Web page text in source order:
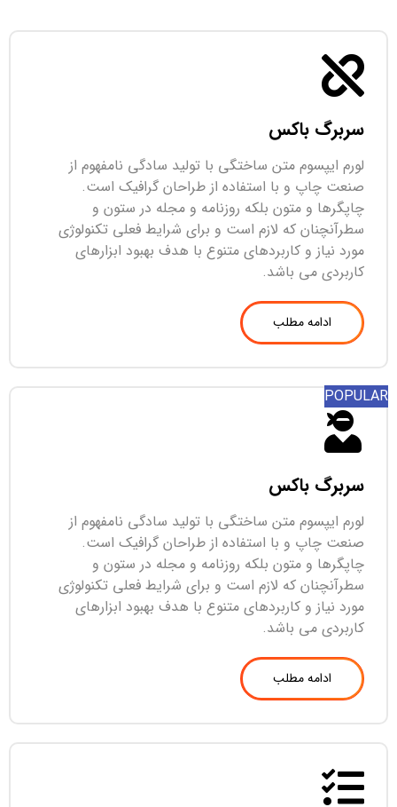
سربرگ باکس
لورم ایپسوم متن ساختگی با تولید سادگی نامفهوم از
صنعت چاپ و با استفاده از طراحان گرافیک است.
چاپگرها و متون بلکه روزنامه و مجله در ستون و
سطرآنچنان که لازم است و برای شرایط فعلی تکنولوژی
مورد نیاز و کاربردهای متنوع با هدف بهبود ابزارهای
کاربردی می باشد.
ادامه مطلب
سربرگ باکس
لورم ایپسوم متن ساختگی با تولید سادگی نامفهوم از
صنعت چاپ و با استفاده از طراحان گرافیک است.
چاپگرها و متون بلکه روزنامه و مجله در ستون و
سطرآنچنان که لازم است و برای شرایط فعلی تکنولوژی
مورد نیاز و کاربردهای متنوع با هدف بهبود ابزارهای
کاربردی می باشد.
ادامه مطلب
POPULAR